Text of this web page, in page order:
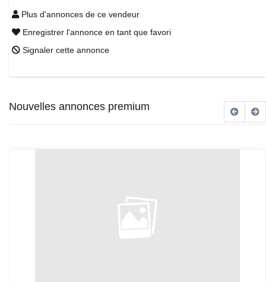
Plus d'annonces de ce vendeur
Enregistrer l'annonce en tant que favori
Signaler cette annonce
Nouvelles annonces premium